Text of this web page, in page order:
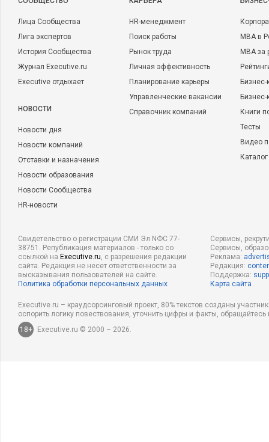
Лица Сообщества
Лига экспертов
История Сообщества
Журнал Executive.ru
Executive отдыхает
НОВОСТИ
Новости дня
Новости компаний
Отставки и назначения
Новости образования
Новости Сообщества
HR-новости
HR-менеджмент
Поиск работы
Рынок труда
Личная эффективность
Планирование карьеры
Управленческие вакансии
Справочник компаний
MBA в
MBA
Бизнес-
Книги
Тесты
Видео
Свидетельство о регистрации СМИ Эл NФС 77-
38751. Републикация материалов - только со
ссылкой на Executive.ru, с разрешения редакции
сайта. Редакция не несет ответственности за
высказывания пользователей на сайте.
Политика обработки персональных данных
Сервисы,
Сервисы,
Реклама:
Редакция:
Поддержка:
Карта сайта
Executive.ru – краудсорсинговый проект, 80% текстов созданы
оспорить логику повествования, уточнить цифры и факты,
18+
Executive.ru © 2000 – 2026.